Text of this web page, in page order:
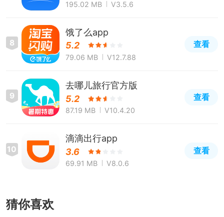
195.02 MB V3.5.6
8
饿了么app
5.2
79.06 MB V12.7.88
查看
9
去哪儿旅行官方版
5.2
87.19 MB V10.4.20
查看
10
滴滴出行app
3.6
69.91 MB V8.0.6
查看
猜你喜欢